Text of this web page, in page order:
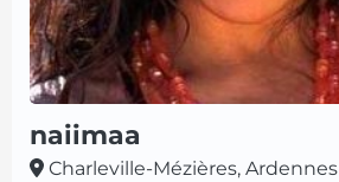
naiimaa
Charleville-Mézières, Ardennes